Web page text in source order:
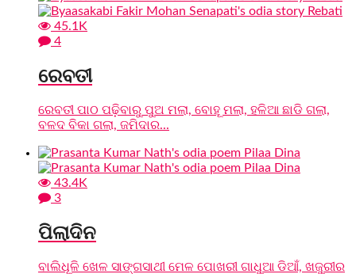
45.1K
4
ରେବତୀ
ରେବତୀ ପାଠ ପଢ଼ିବାରୁ ପୁଅ ମଲା, ବୋହୂ ମଲା, ହଳିଆ ଛାଡି ଗଲା,
ବଳଦ ବିକା ଗଲା, ଜମିଦାର...
43.4K
3
ପିଲାଦିନ
ବାଲିଧୂଳି ଖେଳ ସାଙ୍ଗସାଥୀ ମେଳ ପୋଖରୀ ଗାଧୁଆ ଡିଆଁ, ଖଜୁରୀର